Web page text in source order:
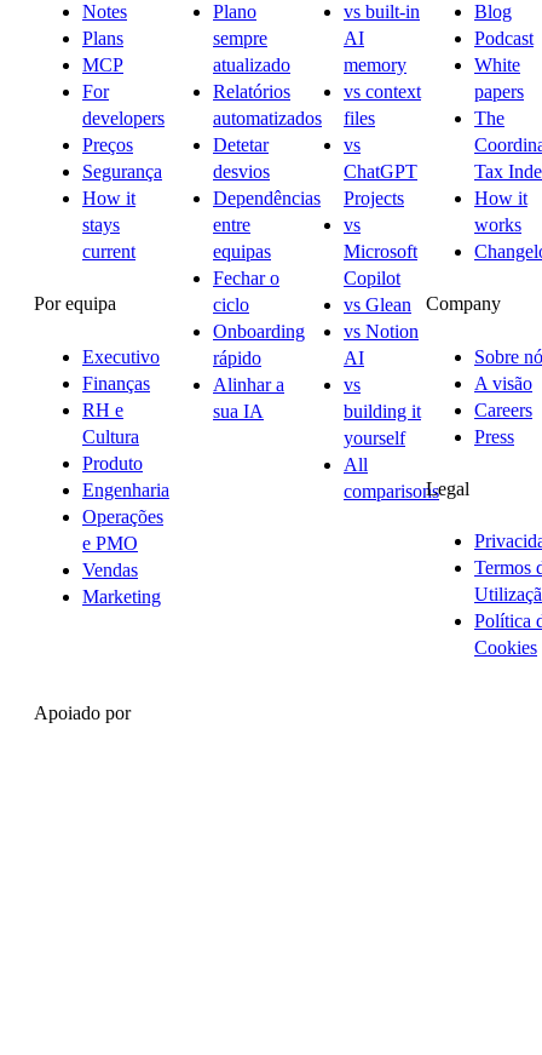
Notes
Plans
MCP
For
developers
Preços
Segurança
How it
stays
current
Por equipa
Executivo
Finanças
RH e
Cultura
Produto
Engenharia
Operações
e PMO
Vendas
Marketing
Plano
sempre
atualizado
Relatórios
automatizados
Detetar
desvios
Dependências
entre
equipas
Fechar o
ciclo
Onboarding
rápido
Alinhar a
sua IA
vs built-in
AI
memory
vs context
files
vs
ChatGPT
Projects
vs
Microsoft
Copilot
vs Glean
vs Notion
AI
vs
building it
yourself
All
comparisons
Blog
Podcast
White
papers
The
Tax
How it
works
Company
Sobre
A visão
Careers
Press
Legal
Termos
Política
Cookies
Apoiado por